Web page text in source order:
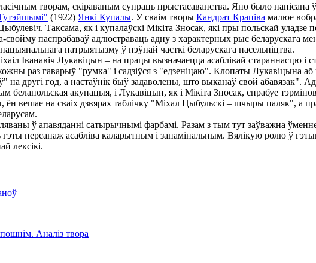
творам, скіраваным супраць прыстасаванства. Яно было напісана
(1922) Янкі Купалы. У сваім творы Кандрат Крапіва малюе
Таксама, як і купалаўскі Мікіта Зносак, які пры польскай уладзе
свойму паспрабаваў адлюстраваць адну з характерных рыс беларускага
патрыятызму ў пэўнай часткі беларускага насельніцтва.
Іванавіч Лукавіцын – на працы вызначаецца асаблівай стараннасцю
раз гаварыў "румка" і садзіўся з "едзеніцаю". Клопаты Лукавіцына
на другі год, а настаўнік быў задаволены, што выканаў свой абавязак".
акупацыя, і Лукавіцын, як і Мікіта Зносак, спрабуе
вешае на сваіх дзвярах таблічку "Міхал Цыбульскі – шчыры паляк", а
ў апавяданні сатырычнымі фарбамі. Разам з тым тут заўважна
персанаж асабліва каларытным і запамінальным. Вялікую ролю ў
лексікі.
Аналіз твора